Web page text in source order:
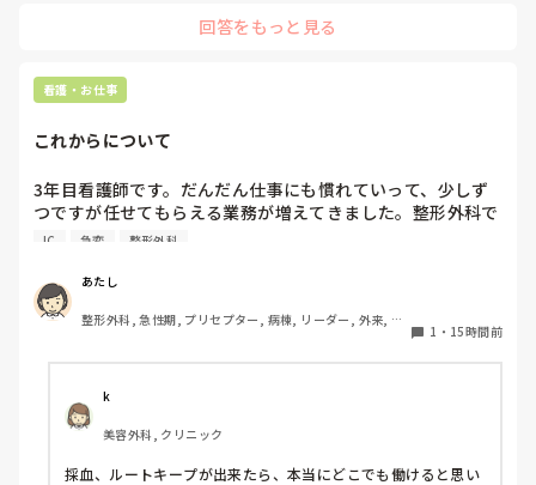
ただ、書かれている経過を見る限り、最初にAFが出た時点で先
ったとは限らないと思います。AFでも、血圧低下や意識障害な
ど循環が不安定な場合に緊急でDCを考えるので、落ち着いてい
だけが原因というより、心筋虚血や電解質異常など、背景に別
の原因があった可能性も考えられると思います。
VFになった後についても、AEDはVFやパルスレスVTに対して
いだったわけではないと思います。
文面を見る限り、AFに気づいて先生へ報告し、一度落ち着いた
後も観察を続け、また変化があった時には先生へ連絡されてい
振り返るのであれば、一人で「自分の判断が遅かった」と考え
るより、その時の血圧や症状、波形、採血などを先生やスタッ
フと一緒に確認してみると、何が起きていたのか少し整理でき
るかもしれません。
回答をもっと見る
看護・お仕事
これからについて
3年目看護師です。だんだん仕事にも慣れていって、少しず
つですが任せてもらえる業務が増えてきました。整形外科で
働いていますが、たしかに高齢者が多い病棟ですがほぼ急変
にはつながらないんじゃないか、って思ってしまいます。で
も、循環器やICU、救命に移動する勇気もありません、、
IC 急変 整形外科
あたし
整形外科, 急性期, プリセプター, 病棟, リーダー, 外来, 一
1 ・ 15時間前
k
美容外科, クリニック
採血、ルートキープが出来たら、本当にどこでも働けると思い